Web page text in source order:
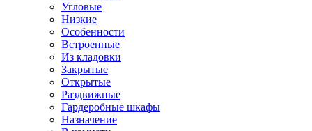
Угловые
Низкие
Особенности
Встроенные
Из кладовки
Закрытые
Открытые
Раздвижные
Гардеробные шкафы
Назначение